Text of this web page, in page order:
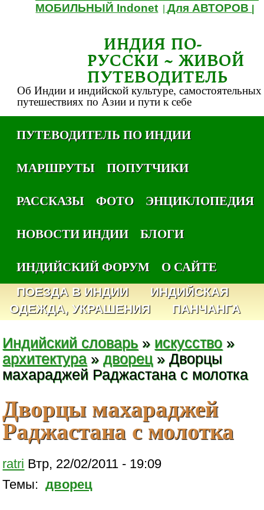
МОБИЛЬНЫЙ Indonet |Для АВТОРОВ
ИНДИЯ ПО-
РУССКИ ~ ЖИВОЙ
ПУТЕВОДИТЕЛЬ
Об Индии и индийской культуре, самостоятельных
путешествиях по Азии и пути к себе
ПУТЕВОДИТЕЛЬ ПО ИНДИИ
МАРШРУТЫ
ПОПУТЧИКИ
РАССКАЗЫ
ФОТО
ЭНЦИКЛОПЕДИЯ
НОВОСТИ ИНДИИ
БЛОГИ
ИНДИЙСКИЙ ФОРУМ
О САЙТЕ
ПОЕЗДА В ИНДИИ
ИНДИЙСКАЯ
ОДЕЖДА, УКРАШЕНИЯ
ПАНЧАНГА
Индийский словарь » искусство »
архитектура »дворец » Дворцы
махараджей Раджастана с молотка
Дворцы махараджей
Раджастана с молотка
ratri Втр, 22/02/2011 - 19:09
Темы: дворец